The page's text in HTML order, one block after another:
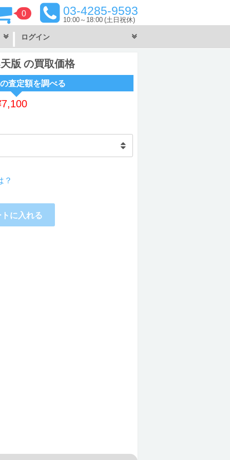
03-4285-9593
10:00～18:00 (土日祝休)
0
ログイン
版 の買取価格
査定額を調べる
7,100
？
に入れる